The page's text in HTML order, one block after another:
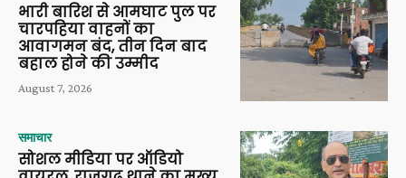
भारी बारिश से आमघाट पुल पर
चारपहिया वाहनों का
आवागमन बंद, तीन दिन बाद
बहाल होने की उम्मीद
August 7, 2026
समाचार
सोशल मीडिया पर ऑडियो